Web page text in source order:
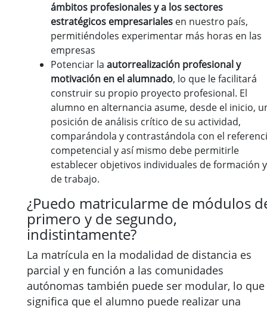
ámbitos profesionales y a los sectores
estratégicos empresariales en nuestro país,
permitiéndoles experimentar más horas en las
empresas
Potenciar la autorrealización profesional y
motivación en el alumnado, lo que le facilitará
construir su propio proyecto profesional. El
alumno en alternancia asume, desde el inicio,
posición de análisis crítico de su actividad,
comparándola y contrastándola con el
competencial y así mismo debe permitirle
establecer objetivos individuales de formación y
de trabajo.
¿Puedo matricularme de módulos
primero y de segundo,
indistintamente?
La matrícula en la modalidad de distancia es
parcial y en función a las comunidades
autónomas también puede ser modular, lo que
significa que el alumno puede realizar una